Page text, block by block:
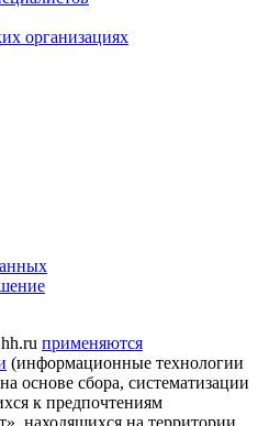
организациях
применяются
(информационные технологии
основе сбора, систематизации
к предпочтениям